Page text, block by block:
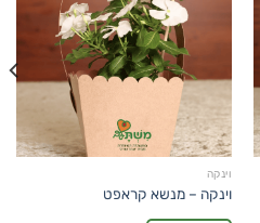
וינקה
וינקה – מנשא קראפט